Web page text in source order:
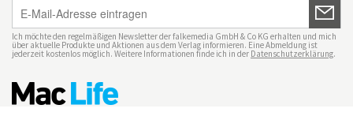
Ich möchte den regelmäßigen Newsletter der falkemedia GmbH & Co KG erhalten und mich
über aktuelle Produkte und Aktionen aus dem Verlag informieren. Eine Abmeldung ist
jederzeit kostenlos möglich. Weitere Informationen finde ich in der Datenschutzerklärung.